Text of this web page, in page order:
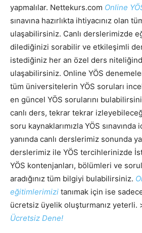
yapmalılar. Nettekurs.com Online
sınavına hazırlıkta ihtiyacınız olan
ulaşabilirsiniz. Canlı derslerimizde
dilediğinizi sorabilir ve etkileşimli
istediğiniz her an özel ders
ulaşabilirsiniz. Online YÖS
tüm üniversitelerin YÖS soruları
en güncel YÖS sorularını
canlı ders, tekrar tekrar
soru kaynaklarımızla YÖS sınavında
yanında canlı derslerimiz sonunda
derslerimiz ile YÖS tercihlerinizde
YÖS kontenjanları, bölümleri ve
aradığınız tüm bilgiyi bulabilirsiniz.
eğitimlerimizi tanımak için ise
ücretsiz üyelik oluşturmanız yeterli.
Ücretsiz Dene!